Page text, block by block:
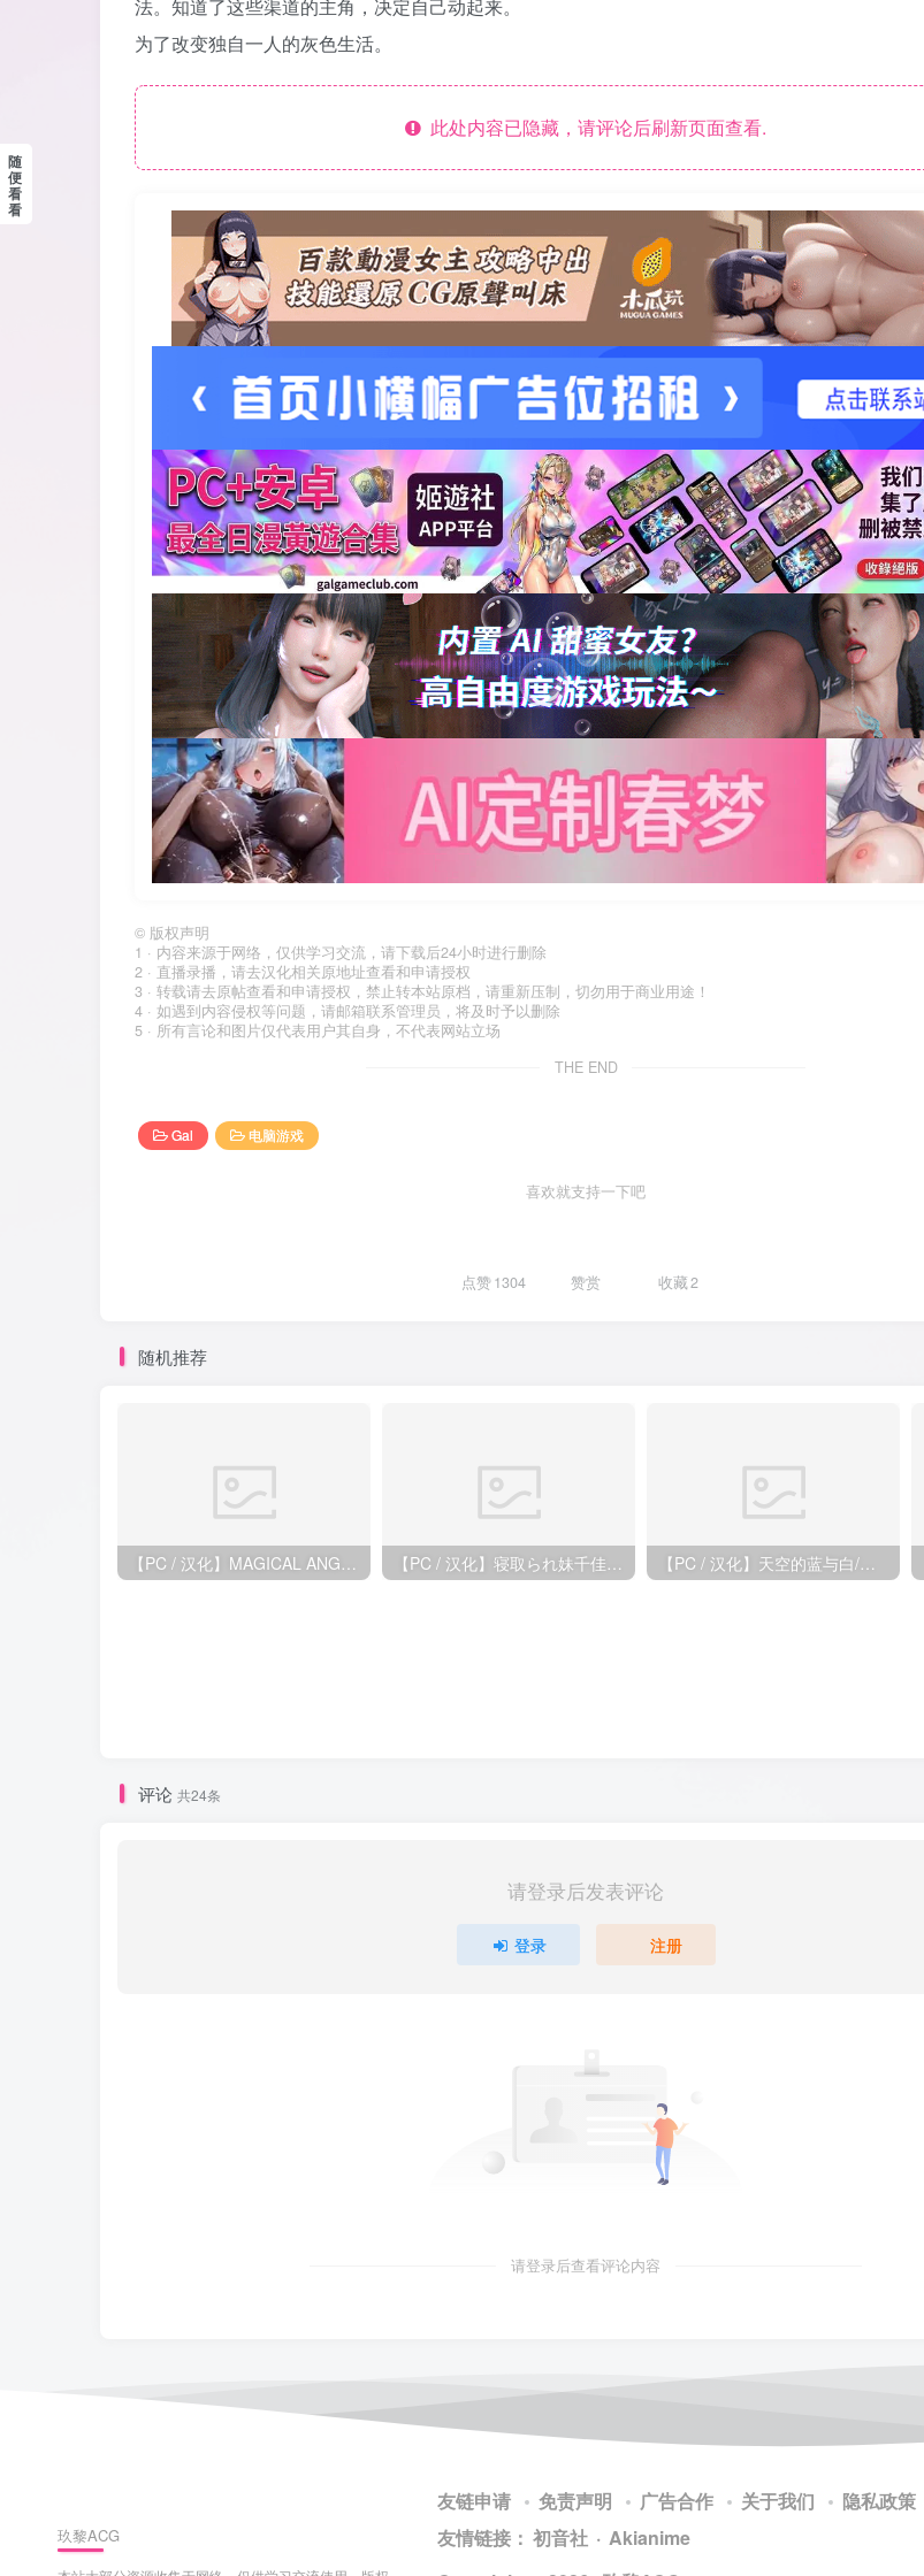
法。知道了这些渠道的主角，决定自己动起来。
为了改变独自一人的灰色生活。
此处内容已隐藏，请评论后刷新页面查看.
© 版权声明
1 · 内容来源于网络，仅供学习交流，请下载后24小时进行删除
2 · 直播录播，请去汉化相关原地址查看和申请授权
3 · 转载请去原帖查看和申请授权，禁止转本站原档，请重新压制，切勿用于商业用途！
4 · 如遇到内容侵权等问题，请邮箱联系管理员，将及时予以删除
5 · 所有言论和图片仅代表用户其自身，不代表网站立场
THE END
Gal 电脑游戏
喜欢就支持一下吧
点赞1304 赞赏 收藏2
随机推荐
【PC / 汉化】MAGICAL ANGEL FAIRY HEART 【PC / 汉化】寝取られ妹千佳～ツンデレな妹が自分の知らないうちに寝取られる～ 【PC / 汉化】天空的蓝与白/如梭夏日 / 空の青と白と/瞬きの夏
评论 共24条
请登录后发表评论
登录 注册
请登录后查看评论内容
玖黎ACG
友链申请 免责声明 广告合作 关于我们
隐私政策
友情链接： 初音社 · Akianime
随
便
看
看